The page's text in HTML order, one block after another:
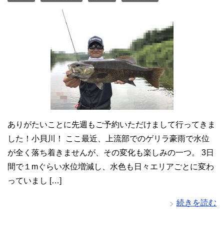
ありがたいことに先週もご予約いただけまして行ってきま
した！小貝川！ ここ最近、上流部でのゲリラ豪雨で水位
が全く落ち着きませんが、その変化も楽しみの一つ。 3日
間で１mぐらい水位増減し、水色も日々エリアごとに変わ
っていまし […]
続きを読む